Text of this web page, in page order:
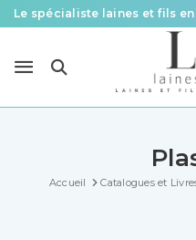
Le spécialiste laines et fils
Livraison offerte à partir de 58
Accueil Catalogues et